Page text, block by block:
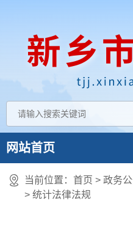
网站首页
当前位置： 首页 > 政务
> 统计法律法规